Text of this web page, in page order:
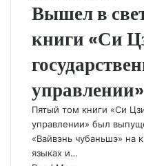
Вышел в
книги «Си
управлении»
Пятый том книги «Си
управлении» был
«Вайвэнь чубаньшэ» на
языках и…